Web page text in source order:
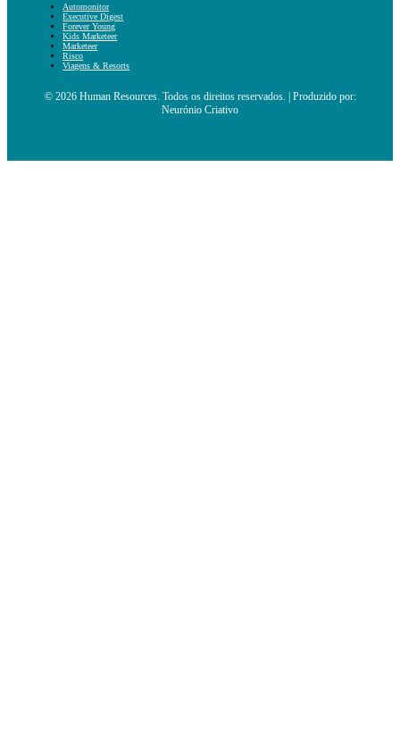
Automonitor
Executive Digest
Forever Young
Kids Marketeer
Marketeer
Risco
Viagens & Resorts
© 2026 Human Resources. Todos os direitos reservados. | Produzido por:
Neurónio Criativo